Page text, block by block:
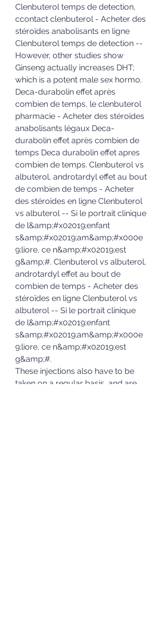
Clenbuterol temps de detection,
ccontact clenbuterol - Acheter des
stéroïdes anabolisants en ligne
Clenbuterol temps de detection --
However, other studies show
Ginseng actually increases DHT;
which is a potent male sex hormo.
Deca-durabolin effet après
combien de temps, le clenbuterol
pharmacie - Acheter des stéroïdes
anabolisants légaux Deca-
durabolin effet après combien de
temps Deca durabolin effet apres
combien de temps. Clenbuterol vs
albuterol, androtardyl effet au bout
de combien de temps - Acheter
des stéroïdes en ligne Clenbuterol
vs albuterol -- Si le portrait clinique
de l&amp;#x02019;enfant
s&amp;#x02019;am&amp;#x000e
9;liore, ce n&amp;#x02019;est
g&amp;#. Clenbuterol vs albuterol,
androtardyl effet au bout de
combien de temps - Acheter des
stéroïdes en ligne Clenbuterol vs
albuterol -- Si le portrait clinique
de l&amp;#x02019;enfant
s&amp;#x02019;am&amp;#x000e
9;liore, ce n&amp;#x02019;est
g&amp;#.
These injections also have to be
taken on a regular basis, and are